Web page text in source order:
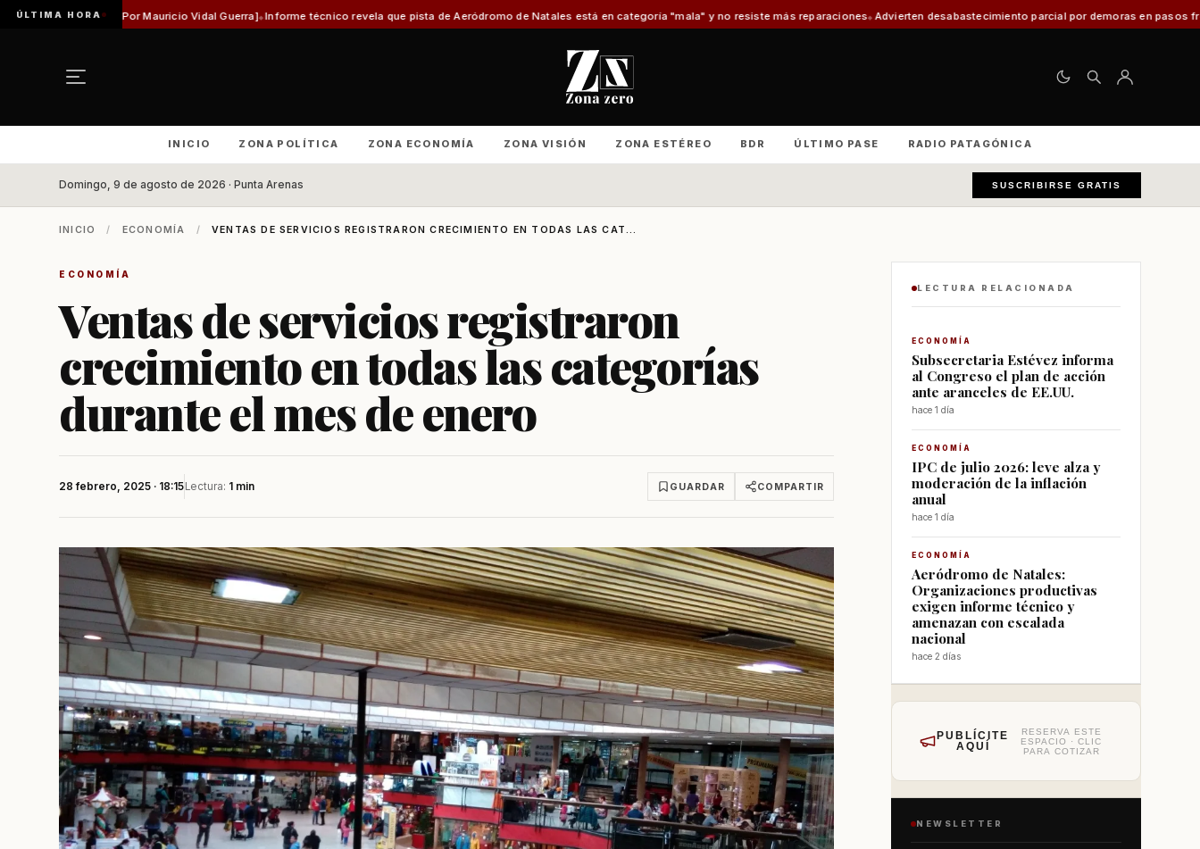
ÚLTIMA HORA
[Por Mauricio Vidal Guerra] Informe técnico revela que pista de Aeródromo de Natales está en categoría "mala" y no resiste más reparaciones Advierten desabastecimiento parcial por demoras en pasos fronterizos y critican
INICIO ZONA POLÍTICA ZONA ECONOMÍA ZONA VISIÓN ZONA ESTÉREO BDR ÚLTIMO PASE RADIO PATAGÓNICA
Domingo, 9 de agosto de 2026 · Punta Arenas SUSCRIBIRSE GRATIS
INICIO / ECONOMÍA / VENTAS DE SERVICIOS REGISTRARON CRECIMIENTO EN TODAS LAS CAT...
ECONOMÍA
Ventas de servicios registraron
crecimiento en todas las categorías
durante el mes de enero
28 febrero, 2025 · 18:15Lectura: 1 min GUARDAR COMPARTIR
LECTURA RELACIONADA
ECONOMÍA
Subsecretaria Estévez informa
al Congreso el plan de acción
ante aranceles de EE.UU.
hace 1 día
ECONOMÍA
IPC de julio 2026: leve alza y
moderación de la inflación
anual
hace 1 día
ECONOMÍA
Aeródromo de Natales:
Organizaciones productivas
exigen informe técnico y
amenazan con escalada
nacional
hace 2 días
PUBLÍCITE
AQUÍ
RESERVA ESTE
ESPACIO · CLIC
PARA COTIZAR
NEWSLETTER